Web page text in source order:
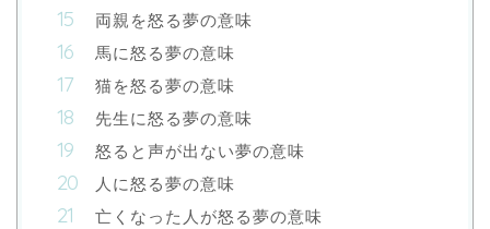
両親を怒る夢の意味
馬に怒る夢の意味
猫を怒る夢の意味
先生に怒る夢の意味
怒ると声が出ない夢の意味
人に怒る夢の意味
亡くなった人が怒る夢の意味